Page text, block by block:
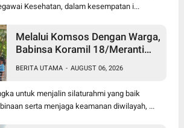
Kesehatan, dalam kesempatan i...
Melalui Komsos Dengan Warga,
Babinsa Koramil 18/Meranti
Jaga ebersihan Dan Kamtibmas
BERITA UTAMA - AUGUST 06, 2026
untuk menjalin silaturahmi yang baik
serta menjaga keamanan diwilayah, ...